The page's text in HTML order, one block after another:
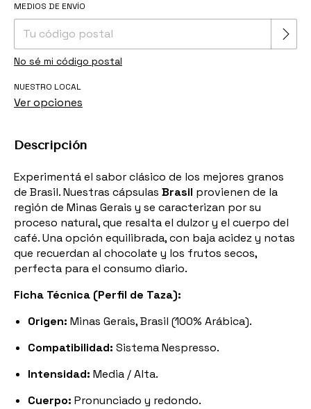
Entregas para el CP:
MEDIOS DE ENVÍO
No sé mi código postal
NUESTRO LOCAL
Ver opciones
Descripción
Experimentá el sabor clásico de los mejores granos
de Brasil. Nuestras cápsulas Brasil provienen de la
región de Minas Gerais y se caracterizan por su
proceso natural, que resalta el dulzor y el cuerpo del
café. Una opción equilibrada, con baja acidez y notas
que recuerdan al chocolate y los frutos secos,
perfecta para el consumo diario.
Ficha Técnica (Perfil de Taza):
Origen: Minas Gerais, Brasil (100% Arábica).
Compatibilidad: Sistema Nespresso.
Intensidad: Media / Alta.
Cuerpo: Pronunciado y redondo.